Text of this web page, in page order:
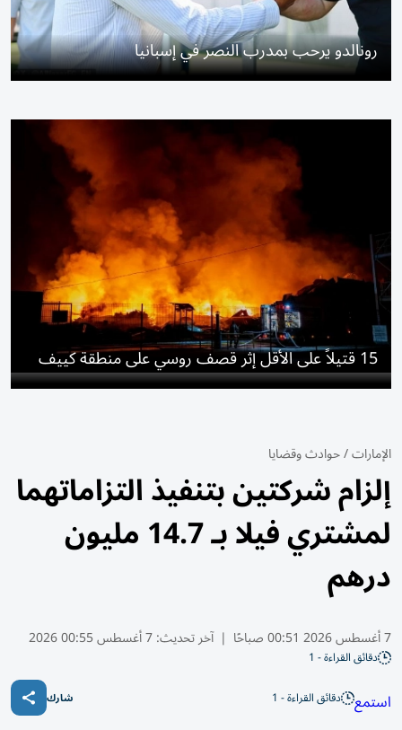
رونالدو يرحب بمدرب النصر في إسبانيا
15 قتيلاً على الأقل إثر قصف روسي على منطقة كييف
الإمارات/حوادث وقضايا
إلزام شركتين بتنفيذ التزاماتهما
لمشتري فيلا بـ 14.7 مليون
درهم
7 أغسطس 2026 00:51 صباحًا | آخر تحديث:7 أغسطس 00:55 2026
دقائق القراءة - 1
استمع دقائق القراءة - 1 شارك